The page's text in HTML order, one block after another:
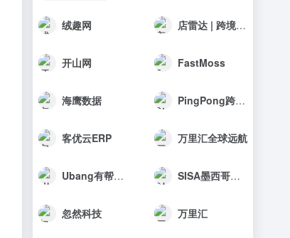
绒趣网 店雷达 | 跨境选品工具
开山网 FastMoss
海鹰数据 PingPong跨境收款
客优云ERP 万里汇全球远航
Ubang有帮科技 SISA墨西哥海外仓
忽然科技 万里汇